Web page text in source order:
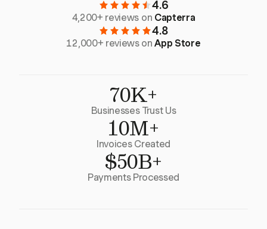
4.6
4,200+ reviews on Capterra
4.8
12,000+ reviews onApp Store
70K+
Businesses Trust Us
10M+
Invoices Created
$50B+
Payments Processed